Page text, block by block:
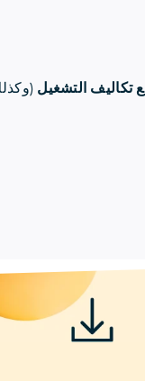
تكاليف التشغيل